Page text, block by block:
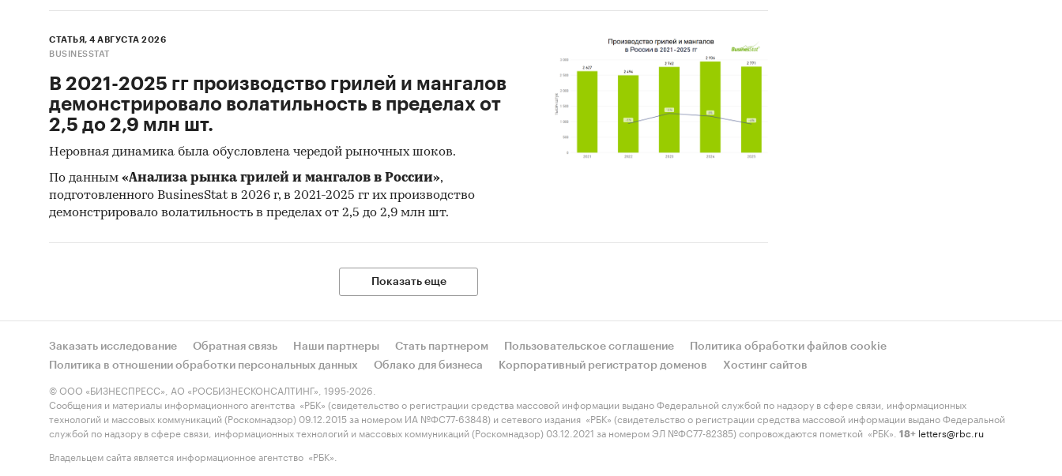
СТАТЬЯ, 4 АВГУСТА 2026
BUSINESSTAT
В 2021-2025 гг производство грилей и мангалов
демонстрировало волатильность в пределах от
2,5 до 2,9 млн шт.
Неровная динамика была обусловлена чередой рыночных шоков.
По данным «Анализа рынка грилей и мангалов в России»,
подготовленного BusinesStat в 2026 г, в 2021-2025 гг их производство
демонстрировало волатильность в пределах от 2,5 до 2,9 млн шт.
Показать еще
Заказать исследование Обратная связь Наши партнеры Стать партнером Пользовательское соглашение
Политика обработки файлов cookie
Политика в отношении обработки персональных данных
Облако для бизнеса Корпоративный регистратор доменов Хостинг сайтов
© ООО «БИЗНЕСПРЕСС», АО «РОСБИЗНЕСКОНСАЛТИНГ», 1995-2026.
Сообщения и материалы информационного агентства «РБК» (свидетельство о регистрации средства массовой информации выдано Федеральной службой по надзору в сфере связи, информационных
технологий и массовых коммуникаций (Роскомнадзор) 09.12.2015 за номером ИА №ФС77-63848) и сетевого издания «РБК» (свидетельство о регистрации средства массовой информации выдано Федеральной
службой по надзору в сфере связи, информационных технологий и массовых коммуникаций (Роскомнадзор) 03.12.2021 за номером ЭЛ №ФС77-82385) сопровождаются пометкой «РБК».
18+ letters@rbc.ru
Владельцем сайта является информационное агентство «РБК».